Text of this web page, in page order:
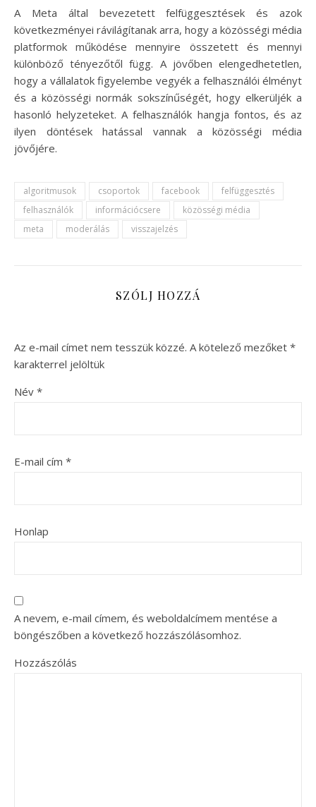
A Meta által bevezetett felfüggesztések és azok
következményei rávilágítanak arra, hogy a közösségi média
platformok működése mennyire összetett és mennyi
különböző tényezőtől függ. A jövőben elengedhetetlen,
hogy a vállalatok figyelembe vegyék a felhasználói élményt
és a közösségi normák sokszínűségét, hogy elkerüljék a
hasonló helyzeteket. A felhasználók hangja fontos, és az
ilyen döntések hatással vannak a közösségi média
jövőjére.
algoritmusok csoportok facebook
felfüggesztés
felhasználók
információcsere
közösségi média
meta
moderálás visszajelzés
SZÓLJ HOZZÁ
Az e-mail címet nem tesszük közzé. A kötelező mezőket *
karakterrel jelöltük
Név *
E-mail cím *
Honlap
A nevem, e-mail címem, és weboldalcímem mentése a
böngészőben a következő hozzászólásomhoz.
Hozzászólás